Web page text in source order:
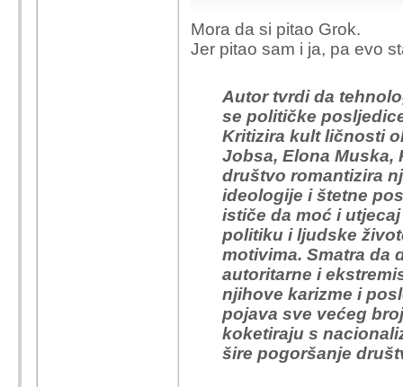
pitao sam AI da mi
- bla, bla fašizam, pa
autor crnce i sam
pa bla bla Aldo, pa
i tako sve u krug
Ne znam tko te štiti
posta u kojem ne
Mora da si pitao Grok.
Jer pitao sam i ja, pa evo
Autor tvrdi da
se političke
Kritizira kult ličnosti
Jobsa, Elona Muska,
društvo romantizira
ideologije i štetne
ističe da moć i
politiku i ljudske
motivima. Smatra da
autoritarne i
njihove karizme i
pojava sve većeg
koketiraju s
šire pogoršanje